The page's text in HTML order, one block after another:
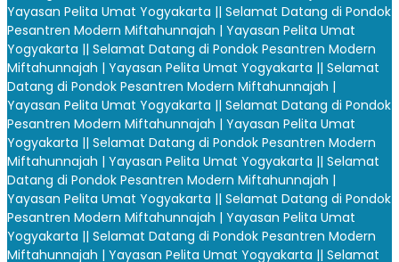
Yayasan Pelita Umat Yogyakarta || Selamat Datang di Pondok
Pesantren Modern Miftahunnajah | Yayasan Pelita Umat
Yogyakarta || Selamat Datang di Pondok Pesantren Modern
Miftahunnajah | Yayasan Pelita Umat Yogyakarta || Selamat
Datang di Pondok Pesantren Modern Miftahunnajah |
Yayasan Pelita Umat Yogyakarta || Selamat Datang di Pondok
Pesantren Modern Miftahunnajah | Yayasan Pelita Umat
Yogyakarta || Selamat Datang di Pondok Pesantren Modern
Miftahunnajah | Yayasan Pelita Umat Yogyakarta || Selamat
Datang di Pondok Pesantren Modern Miftahunnajah |
Yayasan Pelita Umat Yogyakarta || Selamat Datang di Pondok
Pesantren Modern Miftahunnajah | Yayasan Pelita Umat
Yogyakarta || Selamat Datang di Pondok Pesantren Modern
Miftahunnajah | Yayasan Pelita Umat Yogyakarta || Selamat